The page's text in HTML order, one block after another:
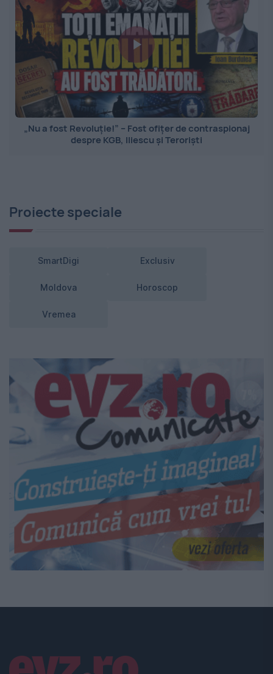
„Nu a fost Revoluție!” – Fost ofițer de contraspionaj
despre KGB, Iliescu și Teroriști
Proiecte speciale
SmartDigi Exclusiv
Moldova Horoscop
Vremea
Linkuri utile